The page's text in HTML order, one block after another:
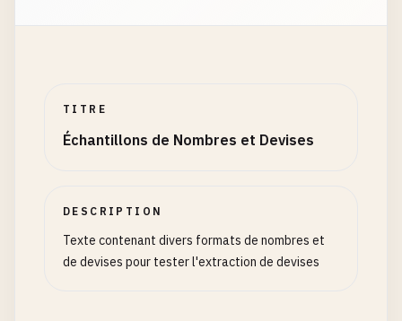
TITRE
Échantillons de Nombres et Devises
DESCRIPTION
Texte contenant divers formats de nombres et
de devises pour tester l'extraction de devises